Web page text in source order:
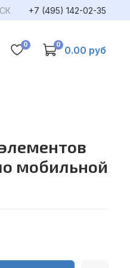
+7 (495) 142-02-35
0 0 0.00 руб
мобильной